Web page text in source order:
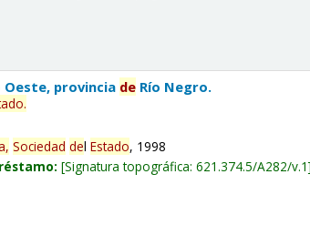
provincia de Río Negro.
.
Sociedad delEstado, 1998
Signatura topográfica:621.374.5/A282/v.1